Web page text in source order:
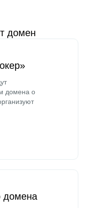
домен
домена о
домена